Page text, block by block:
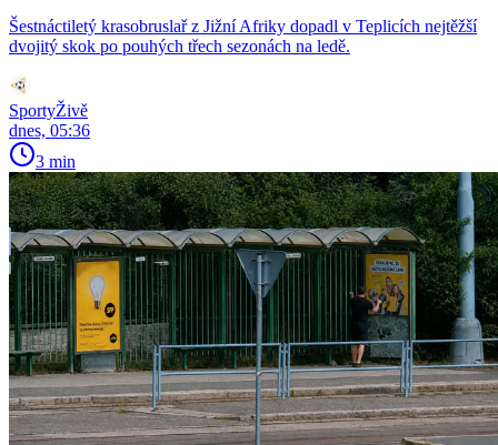
Šestnáctiletý krasobruslař z Jižní Afriky dopadl v Teplicích nejtěžší
dvojitý skok po pouhých třech sezonách na ledě.
SportyŽivě
dnes, 05:36
3 min